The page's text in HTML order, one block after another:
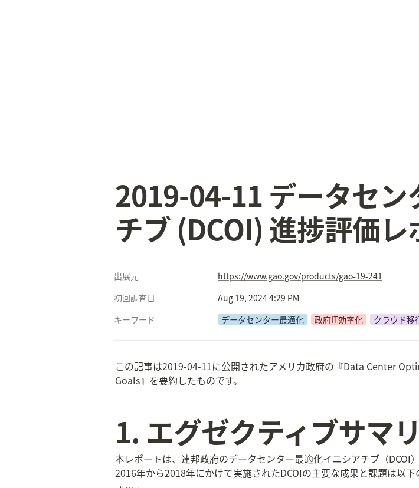
2019-04-11 データセ
チブ (DCOI) 進捗評価
出展元
https://www.gao.gov/products/gao-19-241
初回調査日
Aug 19, 2024 4:29 PM
キーワード
データセンター最適化 政府IT効率化 クラウド移
この記事は2019-04-11に公開されたアメリカ政府の『Data Center
Goals』を要約したものです。
1. エグゼクティブサマ
本レポートは、連邦政府のデータセンター最適化イニシアチブ（DCOI
2016年から2018年にかけて実施されたDCOIの主要な成果と課題は以下